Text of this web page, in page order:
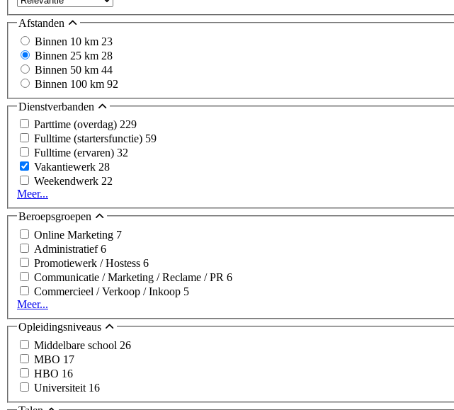
Afstanden
Binnen 10 km 23
Binnen 25 km 28
Binnen 50 km 44
Binnen 100 km 92
Dienstverbanden
Parttime (overdag) 229
Fulltime (startersfunctie) 59
Fulltime (ervaren) 32
Vakantiewerk 28
Weekendwerk 22
Meer...
Beroepsgroepen
Online Marketing 7
Administratief6
Promotiewerk / Hostess 6
Communicatie / Marketing / Reclame / PR 6
Commercieel / Verkoop / Inkoop 5
Meer...
Opleidingsniveaus
Middelbare school 26
MBO 17
HBO 16
Universiteit 16